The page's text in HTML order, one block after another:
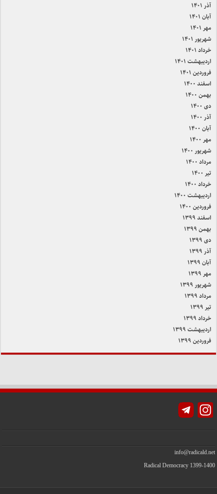
آذر ۱۴۰۱
آبان ۱۴۰۱
مهر ۱۴۰۱
شهریور ۱۴۰۱
خرداد ۱۴۰۱
اردیبهشت ۱۴۰۱
فروردین ۱۴۰۱
اسفند ۱۴۰۰
بهمن ۱۴۰۰
دی ۱۴۰۰
آذر ۱۴۰۰
آبان ۱۴۰۰
مهر ۱۴۰۰
شهریور ۱۴۰۰
مرداد ۱۴۰۰
تیر ۱۴۰۰
خرداد ۱۴۰۰
اردیبهشت ۱۴۰۰
فروردین ۱۴۰۰
اسفند ۱۳۹۹
بهمن ۱۳۹۹
دی ۱۳۹۹
آذر ۱۳۹۹
آبان ۱۳۹۹
مهر ۱۳۹۹
شهریور ۱۳۹۹
مرداد ۱۳۹۹
تیر ۱۳۹۹
خرداد ۱۳۹۹
اردیبهشت ۱۳۹۹
فروردین ۱۳۹۹
Instagram
info@radicald.net
Radical Democracy 1399-1400